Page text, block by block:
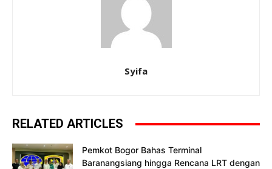
Syifa
RELATED ARTICLES
Pemkot Bogor Bahas Terminal
Baranangsiang hingga Rencana LRT dengan